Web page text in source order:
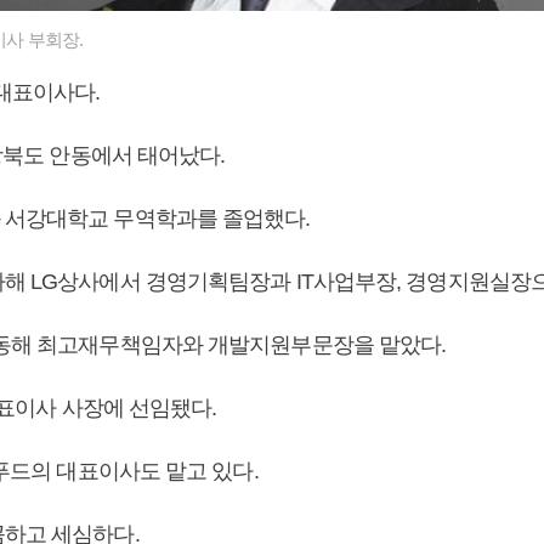
부회장.
표이사다.
도 안동에서 태어났다.
강대학교 무역학과를 졸업했다.
LG상사에서 경영기획팀장과 IT사업부장, 경영지원실장
해 최고재무책임자와 개발지원부문장을 맡았다.
이사 사장에 선임됐다.
드의 대표이사도 맡고 있다.
고 세심하다.